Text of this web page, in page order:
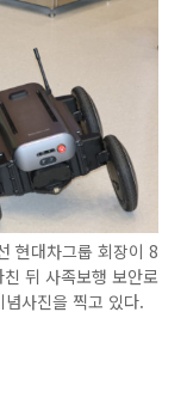
현대차그룹 회장이 8
뒤 사족보행 보안로
사진을 찍고 있다.